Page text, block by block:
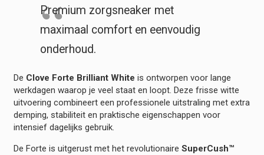
Premium zorgsneaker met
maximaal comfort en eenvoudig
onderhoud.
De Clove Forte Brilliant White is ontworpen voor lange
werkdagen waarop je veel staat en loopt. Deze frisse witte
uitvoering combineert een professionele uitstraling met extra
demping, stabiliteit en praktische eigenschappen voor
intensief dagelijks gebruik.
De Forte is uitgerust met het revolutionaire SuperCush™